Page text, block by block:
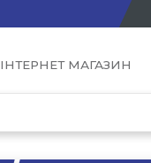
ІНТЕРНЕТ МАГАЗИН